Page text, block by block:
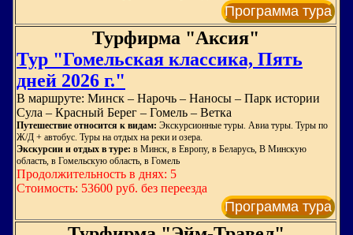
Программа тура
Турфирма "Аксия"
Тур "Гомельская классика, Пять
дней 2026 г."
В маршруте: Минск – Нарочь – Наносы – Парк истории
Сула – Красный Берег – Гомель – Ветка
Путешествие относится к видам: Экскурсионные туры. Авиа туры. Туры по
Ж/Д + автобус. Туры на отдых на реки и озера.
Экскурсии и отдых в туре: в Минск, в Европу, в Беларусь, В Минскую
область, в Гомельскую область, в Гомель
Продолжительность в днях: 5
Стоимость: 53600 руб. без переезда
Программа тура